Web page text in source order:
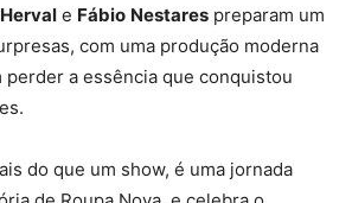
Herval e Fábio Nestares preparam um
com uma produção moderna
perder a essência que conquistou
do que um show, é uma jornada